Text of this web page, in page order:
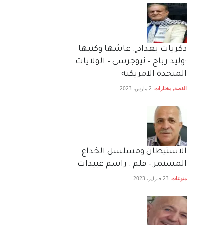
دكريات بغداد ٍ: عاشها وكتبها
:وليد رباح – نيوجرسي – الولايات
المتحدة الامريكية
القصة, مختارات 2 مارس، 2023
الاستيطان ومسلسل الخداع
المستمر – قلم : راسم عبيدات
منوعات 23 فبراير، 2023